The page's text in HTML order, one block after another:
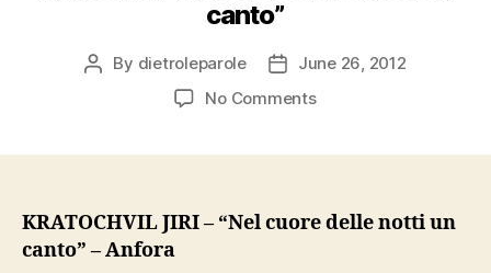
canto”
Post
By dietroleparole
PostJune 26, 2012
No Commentson
notti
KRATOCHVIL JIRI – “Nel cuore delle notti un
canto” – Anfora